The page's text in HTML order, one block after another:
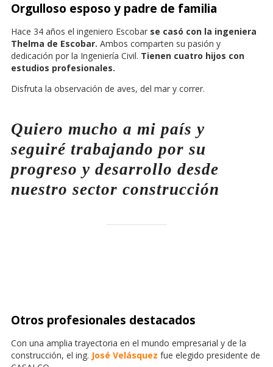
Orgulloso esposo y padre de familia
Hace 34 años el ingeniero Escobar se casó con la ingeniera
Thelma de Escobar. Ambos comparten su pasión y
dedicación por la Ingeniería Civil. Tienen cuatro hijos con
estudios profesionales.
Disfruta la observación de aves, del mar y correr.
Quiero mucho a mi país y
seguiré trabajando por su
progreso y desarrollo desde
nuestro sector construcción
Otros profesionales destacados
Con una amplia trayectoria en el mundo empresarial y de la
construcción, el ing. José Velásquez fue elegido presidente de